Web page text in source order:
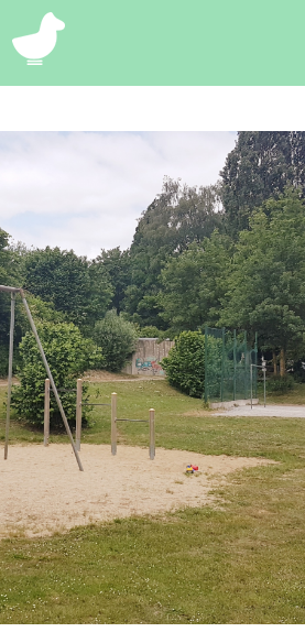
Suchen
App
Blog
Partner
Kontakt